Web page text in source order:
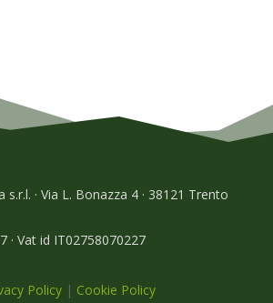
· Via L. Bonazza 4 · 38121 Trento
· Vat id IT02758070227
Policy | Cookie Policy